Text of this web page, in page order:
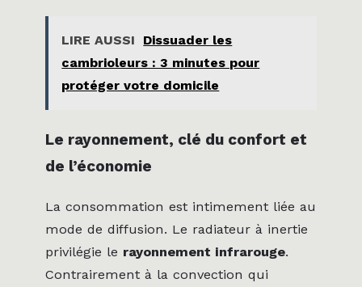
LIRE AUSSI
Dissuader les
cambrioleurs : 3 minutes pour
protéger votre domicile
Le rayonnement, clé du confort et
de l’économie
La consommation est intimement liée au
mode de diffusion. Le radiateur à inertie
privilégie le rayonnement infrarouge.
Contrairement à la convection qui